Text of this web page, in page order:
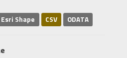
Esri Shape CSV ODATA